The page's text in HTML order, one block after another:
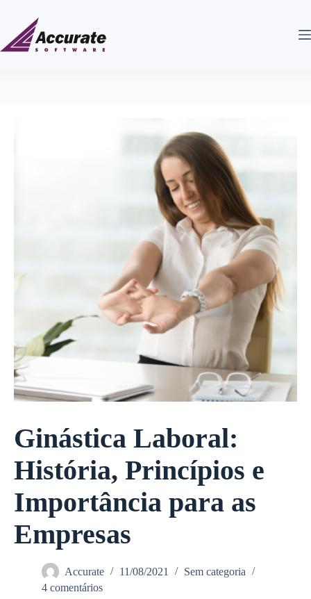
Ginástica Laboral:
História, Princípios e
Importância para as
Empresas
Accurate 11/08/2021
Sem categoria
4 comentários